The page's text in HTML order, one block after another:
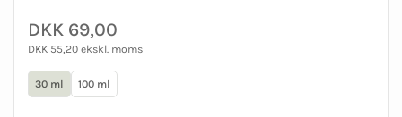
DKK 69,00
DKK 55,20 ekskl. moms
30 ml 100 ml